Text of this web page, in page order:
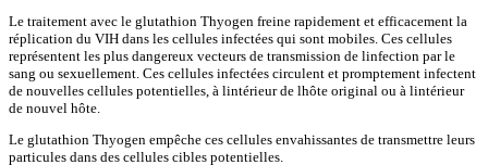
Le traitement avec le glutathion Thyogen freine rapidement et efficacement la
réplication du VIH dans les cellules infectées qui sont mobiles. Ces cellules
représentent les plus dangereux vecteurs de transmission de linfection par le
sang ou sexuellement. Ces cellules infectées circulent et promptement infectent
de nouvelles cellules potentielles, à lintérieur de lhôte original ou à lintérieur
de nouvel hôte.
Le glutathion Thyogen empêche ces cellules envahissantes de transmettre leurs
particules dans des cellules cibles potentielles.